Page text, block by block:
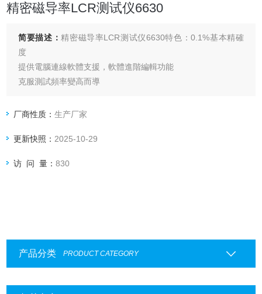
精密磁导率LCR测试仪6630
简要描述： 精密磁导率LCR测试仪6630特色：0.1%基本精確
度
提供電腦連線軟體支援，軟體進階編輯功能
克服測試頻率變高而導
測試速度每秒可達30個項目，自動掃描偵
厂商性质：生产厂家
更新快照： 2025-10-29
访 问 量：830
产品分类 PRODUCT CATEGORY